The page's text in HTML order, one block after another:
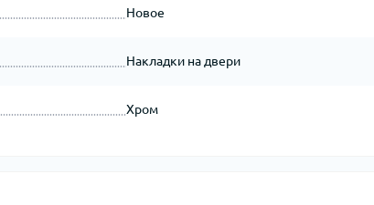
Новое
Накладки на двери
Хром